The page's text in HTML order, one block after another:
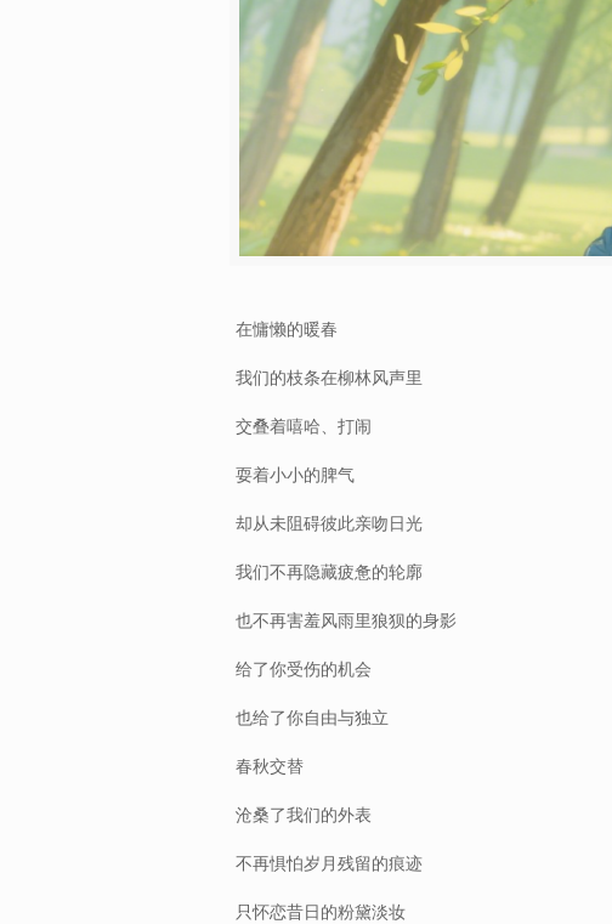
在慵懒的暖春
我们的枝条在柳林风声里
交叠着嘻哈、打闹
耍着小小的脾气
却从未阻碍彼此亲吻日光
我们不再隐藏疲惫的轮廓
也不再害羞风雨里狼狈的身影
给了你受伤的机会
也给了你自由与独立
春秋交替
沧桑了我们的外表
不再惧怕岁月残留的痕迹
只怀恋昔日的粉黛淡妆